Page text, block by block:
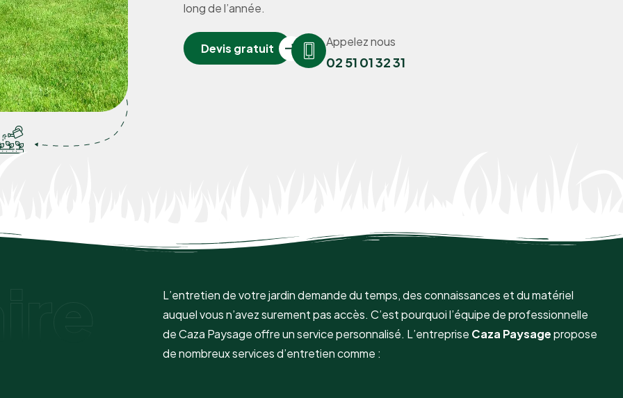
long de l’année.
Devis gratuit Appelez nous
02 51 01 32 31
L’entretien de votre jardin demande du temps, des connaissances et du matériel
auquel vous n’avez surement pas accès. C’est pourquoi l’équipe de professionnelle
de Caza Paysage offre un service personnalisé. L’entreprise Caza Paysagepropose
de nombreux services d’entretien comme :